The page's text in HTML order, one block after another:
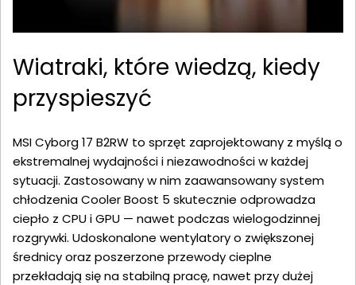
Wiatraki, które wiedzą, kiedy
przyspieszyć
MSI Cyborg 17 B2RW to sprzęt zaprojektowany z myślą o
ekstremalnej wydajności i niezawodności w każdej
sytuacji. Zastosowany w nim zaawansowany system
chłodzenia Cooler Boost 5 skutecznie odprowadza
ciepło z CPU i GPU — nawet podczas wielogodzinnej
rozgrywki. Udoskonalone wentylatory o zwiększonej
średnicy oraz poszerzone przewody cieplne
przekładają się na stabilną pracę, nawet przy dużej